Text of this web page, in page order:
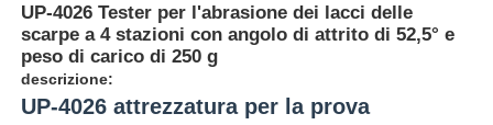
UP-4026 Tester per l'abrasione dei lacci delle
scarpe a 4 stazioni con angolo di attrito di 52,5° e
peso di carico di 250 g
descrizione:
UP-4026 attrezzatura per la prova